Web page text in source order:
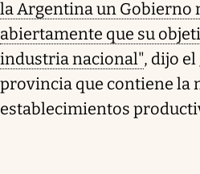
la Argentina un Gobierno
abiertamente que su
industria nacional", dijo
provincia que contiene la
establecimientos